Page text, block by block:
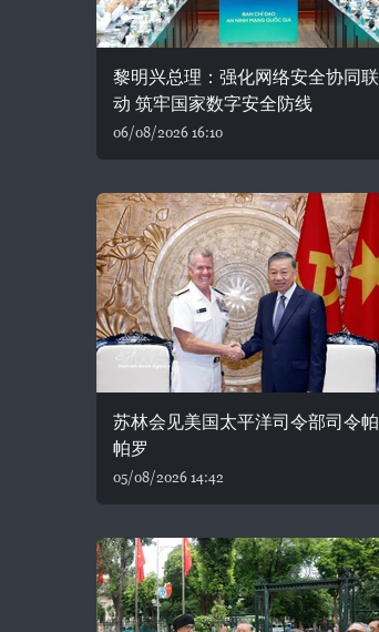
黎明兴总理：强化网络安全协同联
动 筑牢国家数字安全防线
06/08/2026 16:10
苏林会见美国太平洋司令部司令帕
帕罗
05/08/2026 14:42